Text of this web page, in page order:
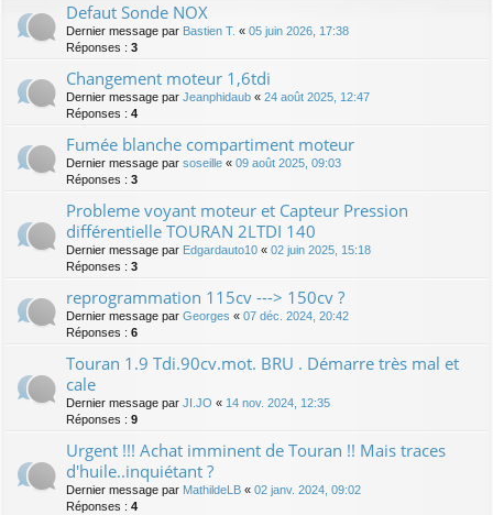
Defaut Sonde NOX
Dernier message par Bastien T. « 05 juin 2026, 17:38
Réponses : 3
Changement moteur 1,6tdi
Dernier message par Jeanphidaub « 24 août 2025, 12:47
Réponses : 4
Fumée blanche compartiment moteur
Dernier message par soseille « 09 août 2025, 09:03
Réponses : 3
Probleme voyant moteur et Capteur Pression
différentielle TOURAN 2LTDI 140
Dernier message par Edgardauto10 « 02 juin 2025, 15:18
Réponses : 3
reprogrammation 115cv ---> 150cv ?
Dernier message par Georges « 07 déc. 2024, 20:42
Réponses : 6
Touran 1.9 Tdi.90cv.mot. BRU . Démarre très mal et
cale
Dernier message par JI.JO « 14 nov. 2024, 12:35
Réponses : 9
Urgent !!! Achat imminent de Touran !! Mais traces
d'huile..inquiétant ?
Dernier message par MathildeLB « 02 janv. 2024, 09:02
Réponses : 4